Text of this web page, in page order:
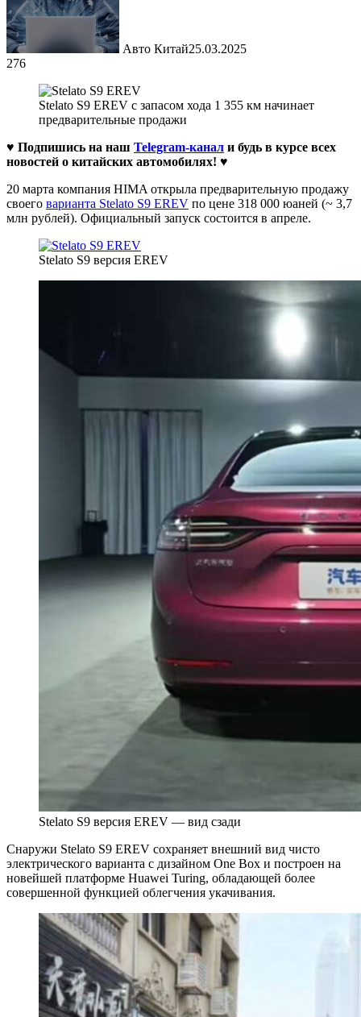
Авто Китай25.03.2025
276
Stelato S9 EREV с запасом хода 1 355 км начинает
предварительные продажи
♥ Подпишись на наш Telegram-канал и будь в курсе всех
новостей о китайских автомобилях! ♥
20 марта компания HIMA открыла предварительную продажу
своего варианта Stelato S9 EREV по цене 318 000 юаней (~ 3,7
млн рублей). Официальный запуск состоится в апреле.
Stelato S9 версия EREV
Stelato S9 версия EREV — вид сзади
Снаружи Stelato S9 EREV сохраняет внешний вид чисто
электрического варианта с дизайном One Box и построен на
новейшей платформе Huawei Turing, обладающей более
совершенной функцией облегчения укачивания.